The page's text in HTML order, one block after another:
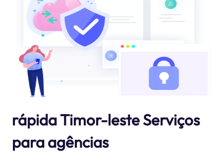
rápida Timor-leste Serviços
para agências